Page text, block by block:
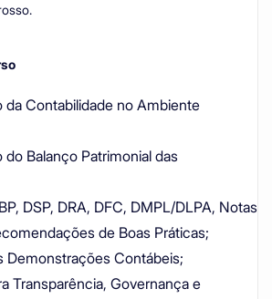
da Contabilidade no Ambiente
Balanço Patrimonial das
DSP, DRA, DFC, DMPL/DLPA, Notas
de Boas Práticas;
Demonstrações Contábeis;
Transparência, Governança e